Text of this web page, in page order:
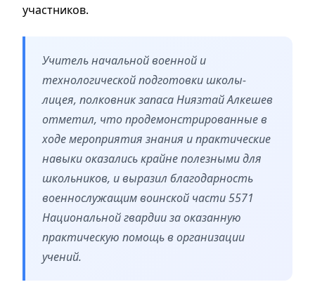
участников.
Учитель начальной военной и
технологической подготовки школы-
лицея, полковник запаса Ниязтай Алкешев
отметил, что продемонстрированные в
ходе мероприятия знания и практические
навыки оказались крайне полезными для
школьников, и выразил благодарность
военнослужащим воинской части 5571
Национальной гвардии за оказанную
практическую помощь в организации
учений.